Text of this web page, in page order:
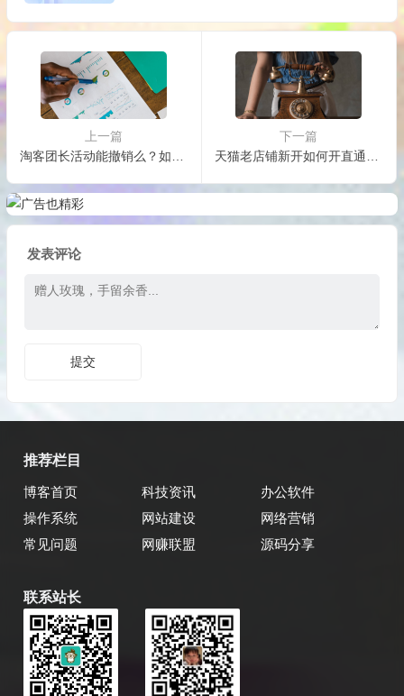
上一篇
下一篇
发表评论
推荐栏目
博客首页 科技资讯
办公软件
操作系统
网站建设
网络营销
常见问题
网赚联盟 源码分享
联系站长